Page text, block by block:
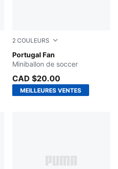
2 COULEURS
Portugal Fan
Sport Red-PUMA White
Miniballon de soccer
CAD $20.00
MEILLEURES VENTES